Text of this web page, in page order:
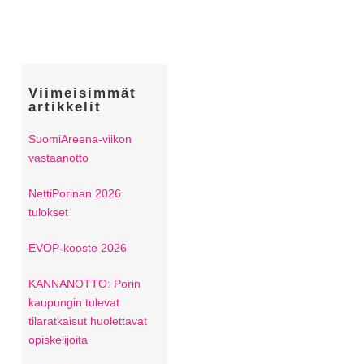
Viimeisimmät
artikkelit
SuomiAreena-viikon
vastaanotto
NettiPorinan 2026
tulokset
EVOP-kooste 2026
KANNANOTTO: Porin
kaupungin tulevat
tilaratkaisut huolettavat
opiskelijoita